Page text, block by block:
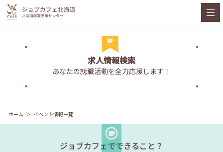
求人情報検索
あなたの就職活動を全力応援します！
ホーム イベント情報一覧
ジョブカフェでできること？